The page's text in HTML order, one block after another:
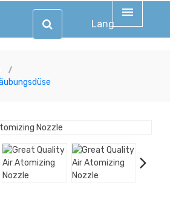
Lang